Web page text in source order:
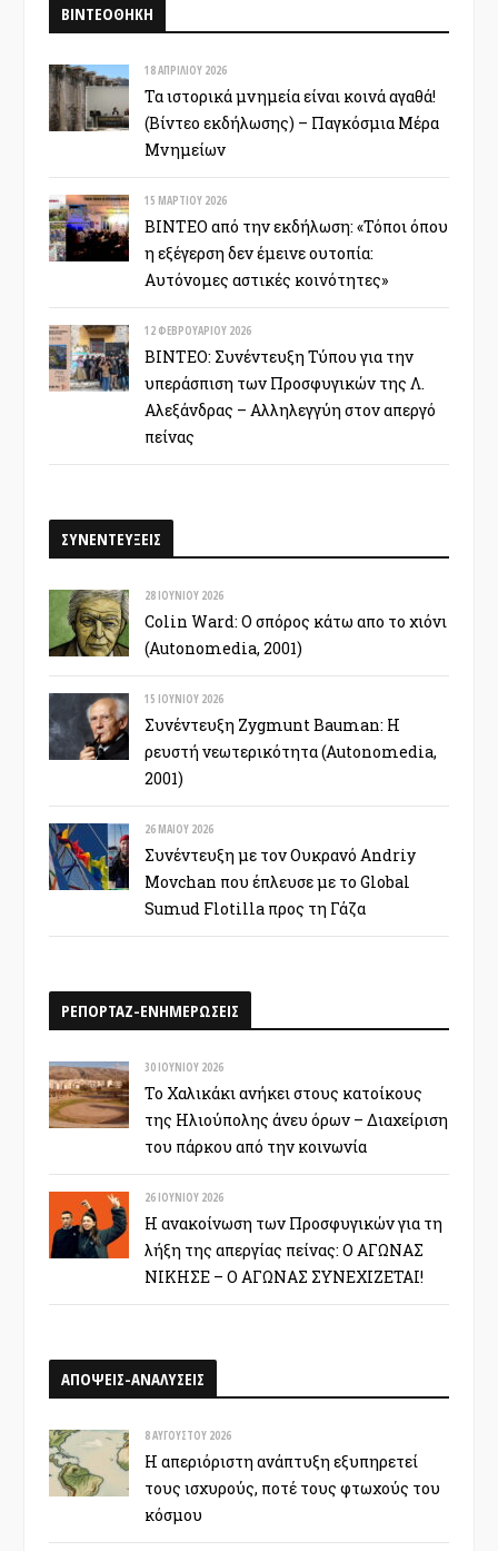
ΒΙΝΤΕΟΘΗΚΗ
18 ΑΠΡΙΛΊΟΥ 2026
Τα ιστορικά μνημεία είναι κοινά αγαθά!
(Βίντεο εκδήλωσης) – Παγκόσμια Μέρα
Μνημείων
15 ΜΑΡΤΊΟΥ 2026
ΒΙΝΤΕΟ από την εκδήλωση: «Τόποι όπου
η εξέγερση δεν έμεινε ουτοπία:
Αυτόνομες αστικές κοινότητες»
12 ΦΕΒΡΟΥΑΡΊΟΥ 2026
ΒΙΝΤΕΟ: Συνέντευξη Τύπου για την
υπεράσπιση των Προσφυγικών της Λ.
Αλεξάνδρας – Αλληλεγγύη στον απεργό
πείνας
ΣΥΝΕΝΤΕΥΞΕΙΣ
28 ΙΟΥΝΊΟΥ 2026
Colin Ward: Ο σπόρος κάτω απο το χιόνι
(Autonomedia, 2001)
15 ΙΟΥΝΊΟΥ 2026
Συνέντευξη Zygmunt Bauman: Η
ρευστή νεωτερικότητα (Autonomedia,
2001)
26 ΜΑΪ́ΟΥ 2026
Συνέντευξη με τον Ουκρανό Andriy
Movchan που έπλευσε με το Global
Sumud Flotilla προς τη Γάζα
ΡΕΠΟΡΤΑΖ-ΕΝΗΜΕΡΩΣΕΙΣ
30 ΙΟΥΝΊΟΥ 2026
Το Χαλικάκι ανήκει στους κατοίκους
της Ηλιούπολης άνευ όρων – Διαχείριση
του πάρκου από την κοινωνία
26 ΙΟΥΝΊΟΥ 2026
Η ανακοίνωση των Προσφυγικών για τη
λήξη της απεργίας πείνας: Ο ΑΓΩΝΑΣ
ΝΙΚΗΣΕ – Ο ΑΓΩΝΑΣ ΣΥΝΕΧΙΖΕΤΑΙ!
ΑΠΟΨΕΙΣ-ΑΝΑΛΥΣΕΙΣ
8 ΑΥΓΟΎΣΤΟΥ 2026
Η απεριόριστη ανάπτυξη εξυπηρετεί
τους ισχυρούς, ποτέ τους φτωχούς του
κόσμου